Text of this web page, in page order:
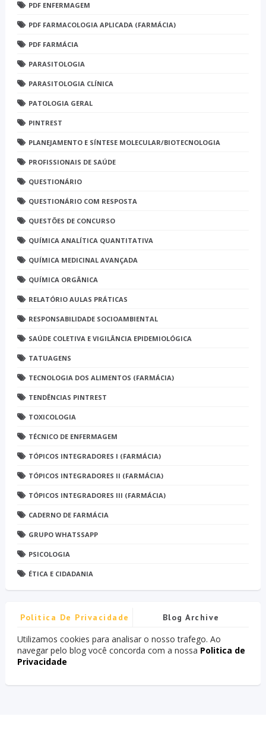
PDF ENFERMAGEM
PDF FARMACOLOGIA APLICADA (FARMÁCIA)
PDF FARMÁCIA
PARASITOLOGIA
PARASITOLOGIA CLÍNICA
PATOLOGIA GERAL
PINTREST
PLANEJAMENTO E SÍNTESE MOLECULAR/BIOTECNOLOGIA
PROFISSIONAIS DE SAÚDE
QUESTIONÁRIO
QUESTIONÁRIO COM RESPOSTA
QUESTÕES DE CONCURSO
QUÍMICA ANALÍTICA QUANTITATIVA
QUÍMICA MEDICINAL AVANÇADA
QUÍMICA ORGÂNICA
RELATÓRIO AULAS PRÁTICAS
RESPONSABILIDADE SOCIOAMBIENTAL
SAÚDE COLETIVA E VIGILÂNCIA EPIDEMIOLÓGICA
TATUAGENS
TECNOLOGIA DOS ALIMENTOS (FARMÁCIA)
TENDÊNCIAS PINTREST
TOXICOLOGIA
TÉCNICO DE ENFERMAGEM
TÓPICOS INTEGRADORES I (FARMÁCIA)
TÓPICOS INTEGRADORES II (FARMÁCIA)
TÓPICOS INTEGRADORES III (FARMÁCIA)
CADERNO DE FARMÁCIA
GRUPO WHATSSAPP
PSICOLOGIA
ÉTICA E CIDADANIA
Politica De Privacidade Blog Archive
Utilizamos cookies para analisar o nosso trafego. Ao
navegar pelo blog você concorda com a nossa Politica de
Privacidade